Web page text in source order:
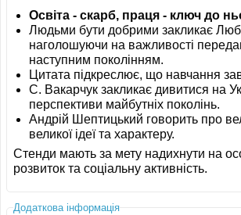
Освіта - скарб, праця - ключ до
Людьми бути добрими закликає
наголошуючи на важливості
наступним поколінням.
Цитата підкреслює, що навчання
С. Вакарчук закликає дивитися на
перспективи майбутніх поколінь.
Андрій Шептицький говорить про
великої ідеї та характеру.
Стенди мають за мету надихнути на
розвиток та соціальну активність.
Додаткова інформація